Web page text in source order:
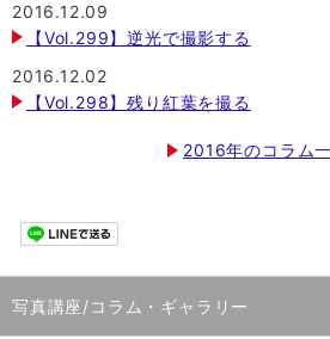
2016.12.09
【Vol.299】逆光で撮影する
2016.12.02
【Vol.298】残り紅葉を撮る
2016年のコラム
写真講座/コラム・ギャラリー